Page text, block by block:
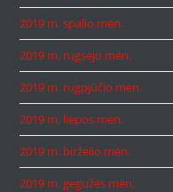
2019 m. spalio mėn.
2019 m. rugsėjo mėn.
2019 m. rugpjūčio mėn.
2019 m. liepos mėn.
2019 m. birželio mėn.
2019 m. gegužės mėn.